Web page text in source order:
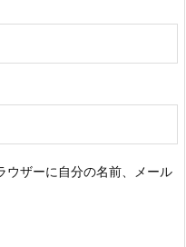
ウザーに自分の名前、メール